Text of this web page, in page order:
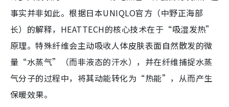
事实并非如此。根据日本UNIQLO官方（中野正海部
长）的解释，HEATTECH的核心技术在于“吸湿发热”
原理。特殊纤维会主动吸收人体皮肤表面自然散发的微
量“水蒸气”（而非液态的汗水），并在纤维捕捉水蒸
气分子的过程中，将其动能转化为“热能”，从而产生
保暖效果。